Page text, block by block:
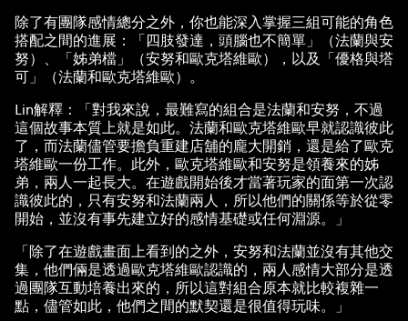
除了有團隊感情總分之外，你也能深入掌握三組可能的角色
搭配之間的進展：「四肢發達，頭腦也不簡單」（法蘭與安
努）、「姊弟檔」（安努和歐克塔維歐），以及「優格與塔
可」（法蘭和歐克塔維歐）。
Lin解釋：「對我來說，最難寫的組合是法蘭和安努，不過
這個故事本質上就是如此。法蘭和歐克塔維歐早就認識彼此
了，而法蘭儘管要擔負重建店舖的龐大開銷，還是給了歐克
塔維歐一份工作。此外，歐克塔維歐和安努是領養來的姊
弟，兩人一起長大。在遊戲開始後才當著玩家的面第一次認
識彼此的，只有安努和法蘭兩人，所以他們的關係等於從零
開始，並沒有事先建立好的感情基礎或任何淵源。」
「除了在遊戲畫面上看到的之外，安努和法蘭並沒有其他交
集，他們倆是透過歐克塔維歐認識的，兩人感情大部分是透
過團隊互動培養出來的，所以這對組合原本就比較複雜一
點，儘管如此，他們之間的默契還是很值得玩味。」